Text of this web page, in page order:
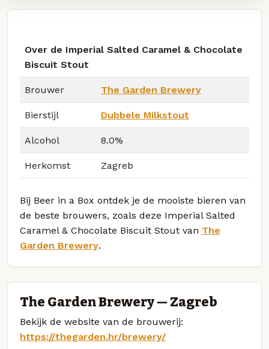
Over de Imperial Salted Caramel & Chocolate
Biscuit Stout
Brouwer The Garden Brewery
Bierstijl Dubbele Milkstout
Alcohol 8.0%
Herkomst Zagreb
Bij Beer in a Box ontdek je de mooiste bieren van
de beste brouwers, zoals deze Imperial Salted
Caramel & Chocolate Biscuit Stout van The
Garden Brewery.
The Garden Brewery — Zagreb
Bekijk de website van de brouwerij:
https://thegarden.hr/brewery/